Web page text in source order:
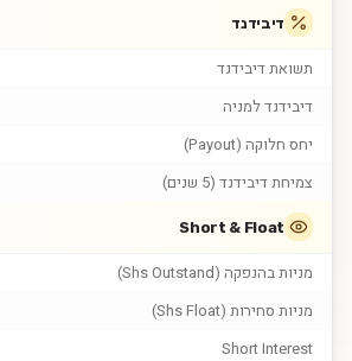
דיבידנד
תשואת דיבידנד
דיבידנד למניה
יחס חלוקה (Payout)
צמיחת דיבידנד (5 שנים)
Short & Float
מניות בהנפקה (Shs Outstand)
מניות סחירות (Shs Float)
Short Interest